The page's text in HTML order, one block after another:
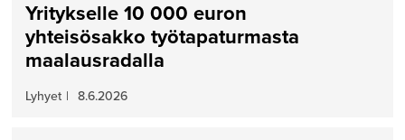
Yritykselle 10 000 euron
yhteisösakko työtapaturmasta
maalausradalla
Lyhyet | 8.6.2026